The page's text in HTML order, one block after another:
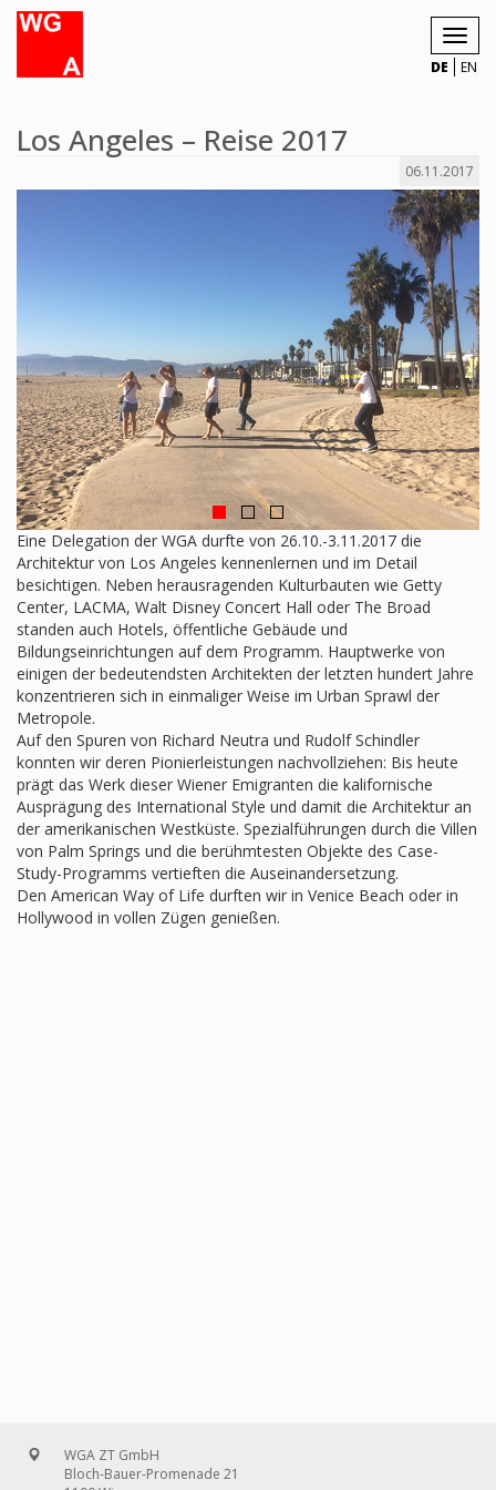
DE EN
Los Angeles – Reise 2017
06.11.2017
Eine Delegation der WGA durfte von 26.10.-3.11.2017 die
Architektur von Los Angeles kennenlernen und im Detail
besichtigen. Neben herausragenden Kulturbauten wie Getty
Center, LACMA, Walt Disney Concert Hall oder The Broad
standen auch Hotels, öffentliche Gebäude und
Bildungseinrichtungen auf dem Programm. Hauptwerke von
einigen der bedeutendsten Architekten der letzten hundert Jahre
konzentrieren sich in einmaliger Weise im Urban Sprawl der
Metropole.
Auf den Spuren von Richard Neutra und Rudolf Schindler
konnten wir deren Pionierleistungen nachvollziehen: Bis heute
prägt das Werk dieser Wiener Emigranten die kalifornische
Ausprägung des International Style und damit die Architektur an
der amerikanischen Westküste. Spezialführungen durch die Villen
von Palm Springs und die berühmtesten Objekte des Case-
Study-Programms vertieften die Auseinandersetzung.
Den American Way of Life durften wir in Venice Beach oder in
Hollywood in vollen Zügen genießen.
WGA ZT GmbH
Bloch-Bauer-Promenade 21